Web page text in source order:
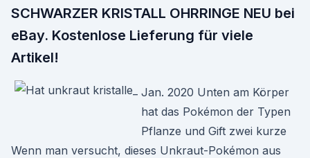
SCHWARZER KRISTALL OHRRINGE NEU bei
eBay. Kostenlose Lieferung für viele
Artikel!
Jan. 2020 Unten am Körper
hat das Pokémon der Typen
Pflanze und Gift zwei kurze
Wenn man versucht, dieses Unkraut-Pokémon aus